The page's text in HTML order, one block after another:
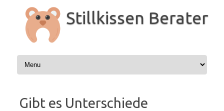
Inhalt
springen
Stillkissen Berater
Gibt es Unterschiede